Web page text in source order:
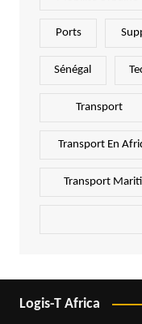
Ports
Sénégal
Transport
Transport En
Transport
Logis-T Africa